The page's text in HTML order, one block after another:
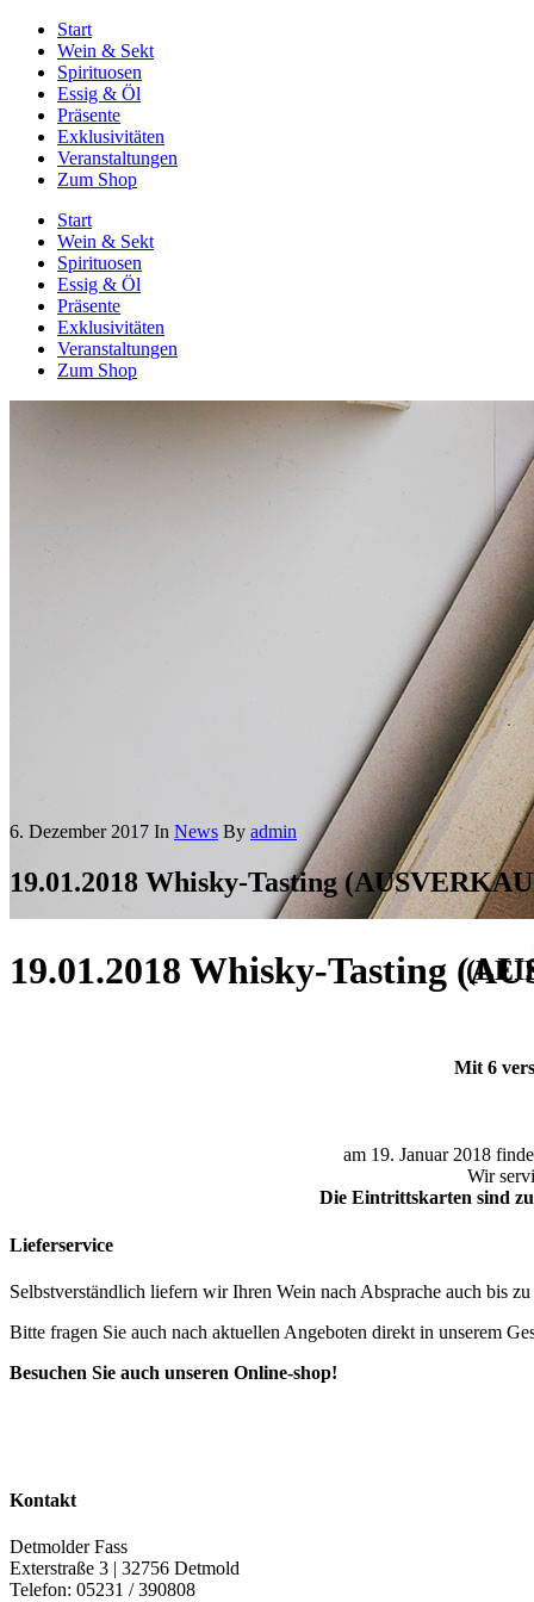
Start
Wein & Sekt
Spirituosen
Essig & Öl
Präsente
Exklusivitäten
Veranstaltungen
Zum Shop
Start
Wein & Sekt
Spirituosen
Essig & Öl
Präsente
Exklusivitäten
Veranstaltungen
Zum Shop
19.01.2018 Whisky-Tasting
6. Dezember 2017 In News By admin
19.01.2018 Whisky-Tasting
Mit 6
am 19. Januar 2018
Wir
Die Eintrittskarten sind
Lieferservice
Selbstverständlich liefern wir Ihren Wein nach Absprache auch bis
Bitte fragen Sie auch nach aktuellen Angeboten direkt in unserem
Besuchen Sie auch unseren Online-shop!
Kontakt
Detmolder Fass
Exterstraße 3 | 32756 Detmold
Telefon: 05231 / 390808